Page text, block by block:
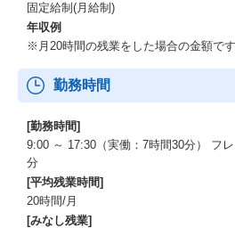
固定給制(月給制)
年収例
※月20時間の残業をした場合の金額です
勤務時間
[勤務時間]
9:00 ～ 17:30（実働：7時間30分） フ
分
[平均残業時間]
20時間/月
[みなし残業]